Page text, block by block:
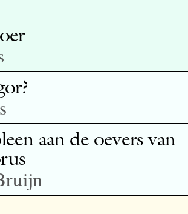
aan de oevers van